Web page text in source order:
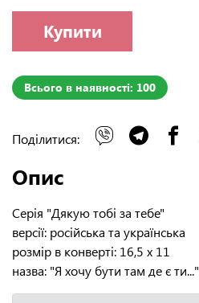
Купити
Всього в наявності: 100
Поділитися:
Опис
Серія "Дякую тобі за тебе"
версії: російська та українська
розмір в конверті: 16,5 х 11
назва: "Я хочу бути там де є ти..."